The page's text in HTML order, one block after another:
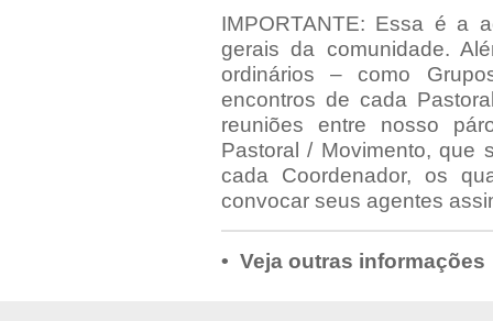
IMPORTANTE: Essa é a
gerais da comunidade.
ordinários – como
encontros de cada
reuniões entre nosso
Pastoral / Movimento, que
cada Coordenador, os
convocar seus agentes
• Veja outras informações